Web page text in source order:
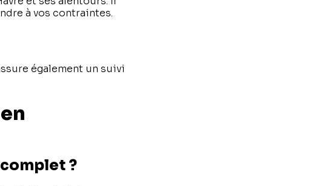
à vos contraintes.
également un suivi
?